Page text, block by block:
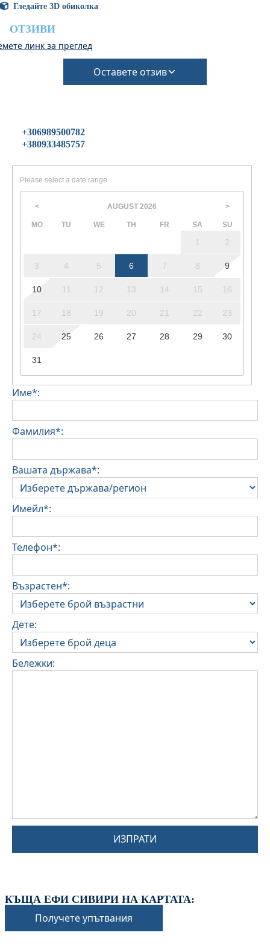
(Ще се изискват допълнителни такси за почистване
Гледайте 3D обиколка
ОТЗИВИ
линк за преглед
Оставете отзив
+306989500782
+380933485757
Please select a date range
< AUGUST 2026 >
MO TU WE TH FR SA SU
1 2
3 4 5 6 7 8 9
10 11 12 13 14 15 16
17 18 19 20 21 22 23
24 25 26 27 28 29 30
31
Име*:
Фамилия*:
Вашата държава*:
Имейл*:
Телефон*:
Възрастен*:
Дете:
Бележки:
ИЗПРАТИ
КЪЩА ЕФИ СИВИРИ НА КАРТАТА:
Получете упътвания